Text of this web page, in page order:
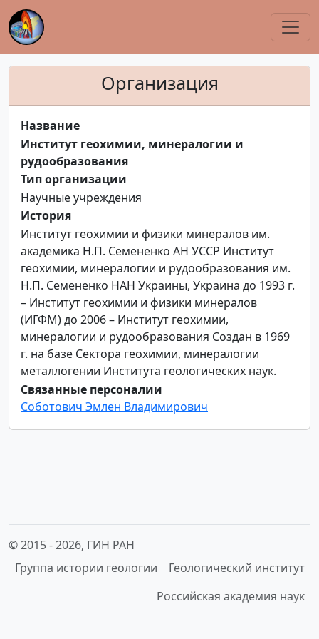
Организация
Название
Институт геохимии, минералогии и
рудообразования
Тип организации
Научные учреждения
История
Институт геохимии и физики минералов им.
академика Н.П. Семененко АН УССР Институт
геохимии, минералогии и рудообразования им.
Н.П. Семененко НАН Украины, Украина до 1993 г.
– Институт геохимии и физики минералов
(ИГФМ) до 2006 – Институт геохимии,
минералогии и рудообразования Создан в 1969
г. на базе Сектора геохимии, минералогии
металлогении Института геологических наук.
Связанные персоналии
Соботович Эмлен Владимирович
© 2015 -2026, ГИН РАН
Группа истории геологии
Геологический институт
Российская академия наук